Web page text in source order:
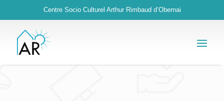
Centre Socio Culturel Arthur Rimbaud d’Obernai